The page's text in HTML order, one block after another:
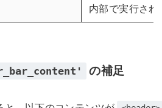
内部で実行され
の補足